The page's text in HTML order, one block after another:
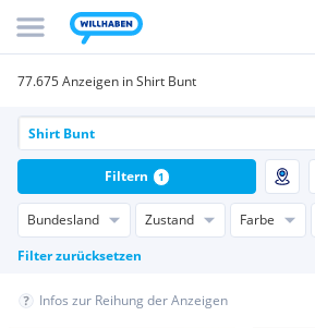
77.675 Anzeigen in Shirt Bunt
Bundesland Zustand Farbe
Filter zurücksetzen
Filtern 1
Infos zur Reihung der Anzeigen